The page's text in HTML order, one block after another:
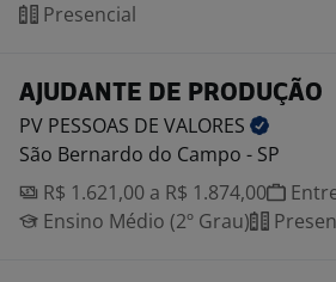
Presencial
AJUDANTE DE PRODUÇÃO
PV PESSOAS DE VALORES
São Bernardo do Campo - SP
R$ 1.621,00 a R$ 1.874,00
Ensino Médio (2º Grau)